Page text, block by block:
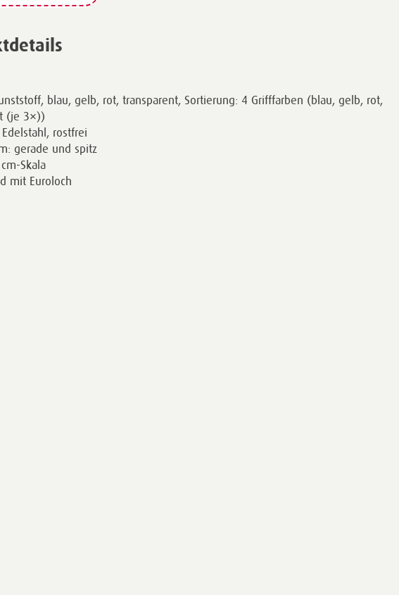
blau, gelb, rot, transparent, Sortierung: 4 Grifffarben (blau, gelb, rot,
(je 3×))
rostfrei
gerade und spitz
Skala
mit Euroloch